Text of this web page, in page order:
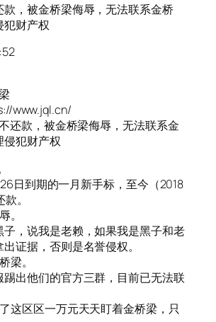
，被金桥梁侮辱，无法联系金桥
犯财产权
www.jql.cn/
还款，被金桥梁侮辱，无法联系金
侵犯财产权
日到期的一月新手标，至今（2018
。
。
子，说我是老赖，如果我是黑子和老
证据，否则是名誉侵权。
梁。
出他们的官方三群，目前已无法联
这区区一万元天天盯着金桥梁，只